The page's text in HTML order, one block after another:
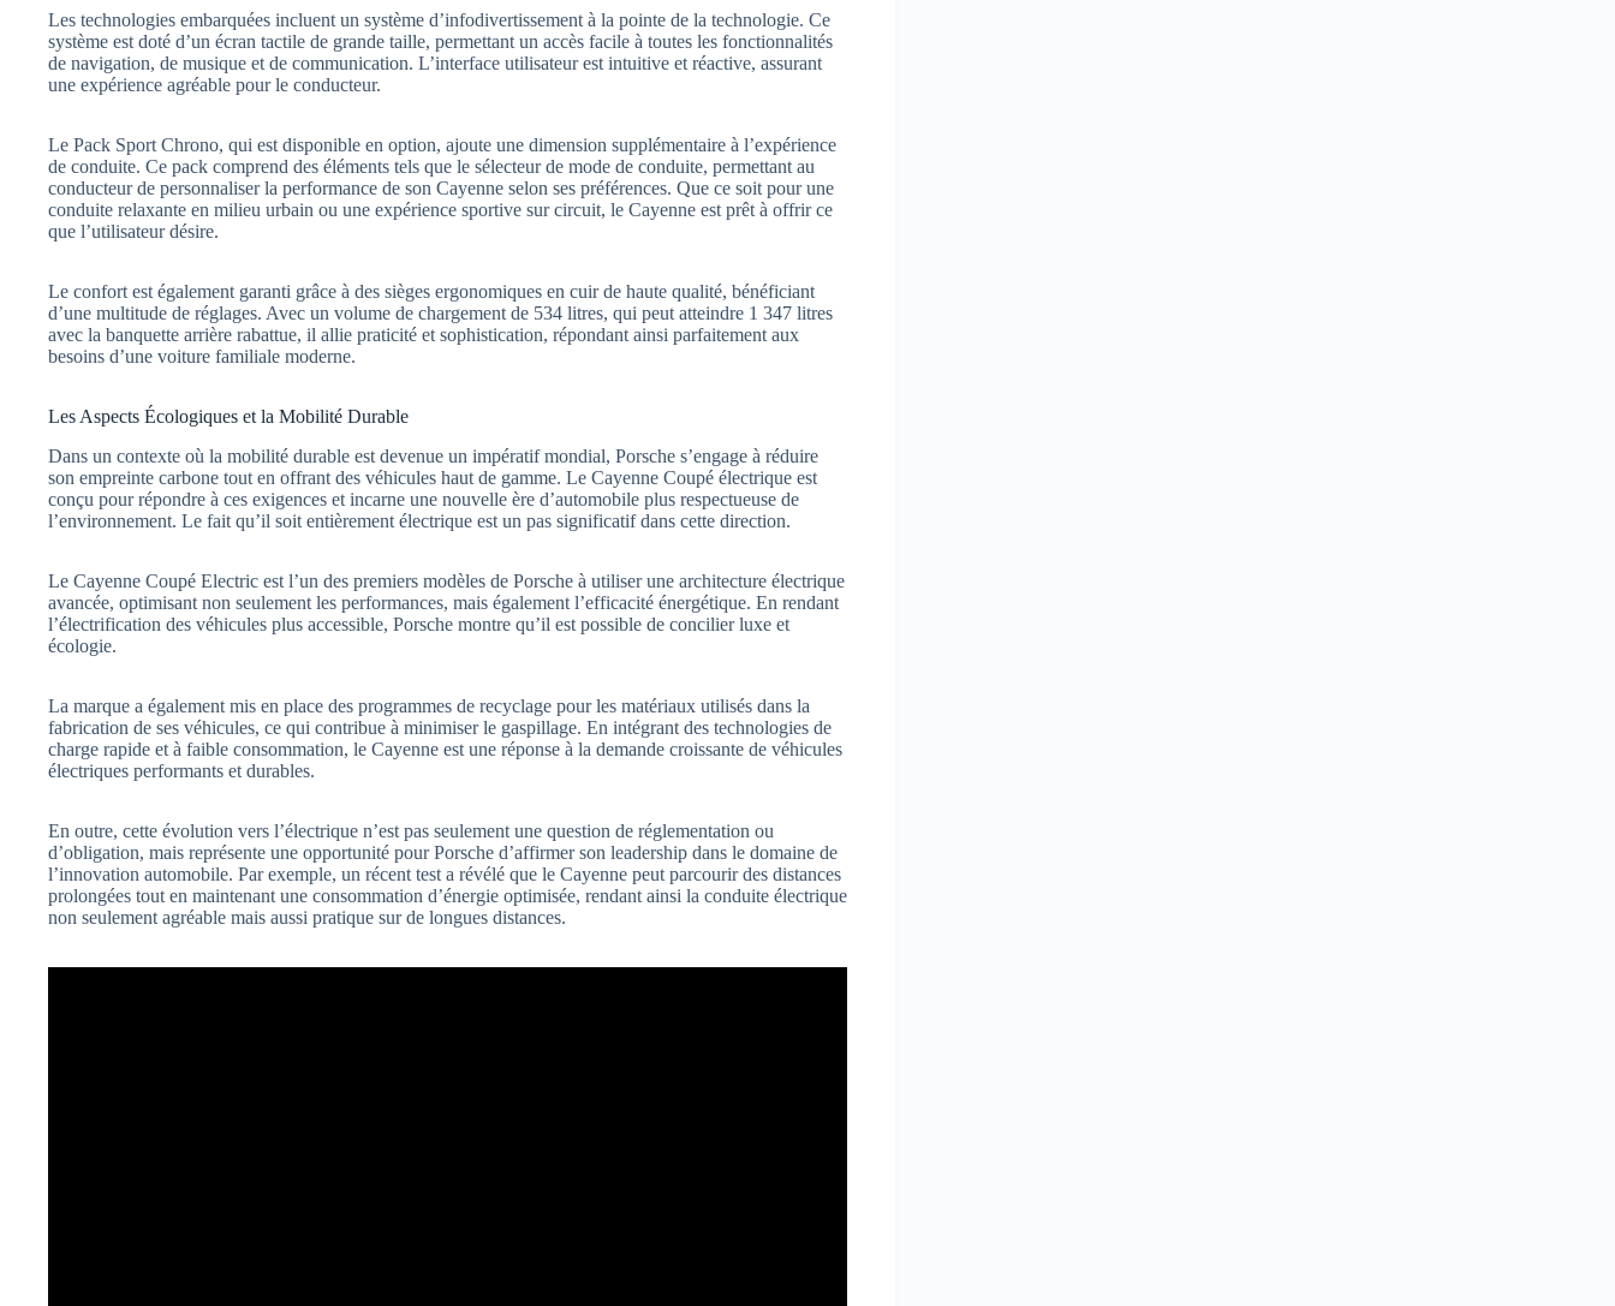
Les technologies embarquées incluent un système d’infodivertissement à la pointe de la technologie. Ce
système est doté d’un écran tactile de grande taille, permettant un accès facile à toutes les fonctionnalités
de navigation, de musique et de communication. L’interface utilisateur est intuitive et réactive, assurant
une expérience agréable pour le conducteur.
Le Pack Sport Chrono, qui est disponible en option, ajoute une dimension supplémentaire à l’expérience
de conduite. Ce pack comprend des éléments tels que le sélecteur de mode de conduite, permettant au
conducteur de personnaliser la performance de son Cayenne selon ses préférences. Que ce soit pour une
conduite relaxante en milieu urbain ou une expérience sportive sur circuit, le Cayenne est prêt à offrir ce
que l’utilisateur désire.
Le confort est également garanti grâce à des sièges ergonomiques en cuir de haute qualité, bénéficiant
d’une multitude de réglages. Avec un volume de chargement de 534 litres, qui peut atteindre 1 347 litres
avec la banquette arrière rabattue, il allie praticité et sophistication, répondant ainsi parfaitement aux
besoins d’une voiture familiale moderne.
Les Aspects Écologiques et la Mobilité Durable
Dans un contexte où la mobilité durable est devenue un impératif mondial, Porsche s’engage à réduire
son empreinte carbone tout en offrant des véhicules haut de gamme. Le Cayenne Coupé électrique est
conçu pour répondre à ces exigences et incarne une nouvelle ère d’automobile plus respectueuse de
l’environnement. Le fait qu’il soit entièrement électrique est un pas significatif dans cette direction.
Le Cayenne Coupé Electric est l’un des premiers modèles de Porsche à utiliser une architecture électrique
avancée, optimisant non seulement les performances, mais également l’efficacité énergétique. En rendant
l’électrification des véhicules plus accessible, Porsche montre qu’il est possible de concilier luxe et
écologie.
La marque a également mis en place des programmes de recyclage pour les matériaux utilisés dans la
fabrication de ses véhicules, ce qui contribue à minimiser le gaspillage. En intégrant des technologies de
charge rapide et à faible consommation, le Cayenne est une réponse à la demande croissante de véhicules
électriques performants et durables.
En outre, cette évolution vers l’électrique n’est pas seulement une question de réglementation ou
d’obligation, mais représente une opportunité pour Porsche d’affirmer son leadership dans le domaine de
l’innovation automobile. Par exemple, un récent test a révélé que le Cayenne peut parcourir des distances
prolongées tout en maintenant une consommation d’énergie optimisée, rendant ainsi la conduite électrique
non seulement agréable mais aussi pratique sur de longues distances.